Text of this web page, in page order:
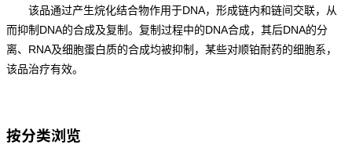
该品通过产生烷化结合物作用于DNA，形成链内和链间交联，从
而抑制 DNA的合成及复制。复制过程中的DNA合成，其后DNA的分
离、 RNA及细胞蛋白质的合成均被抑制，某些对顺铂耐药的细胞系，
该品治疗有效。
按分类浏览